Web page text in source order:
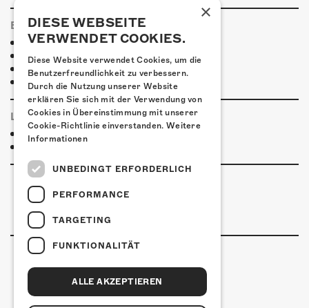
ESSENSTIPPS
Pier 11
Restaurant Kreuz
Pittaria
Pizzeria Da Giuseppe
LINKS & PARTNER
Facebook-Event
Kulturfabrik Kofmehl
Kofmehlweg 1
×
DIESE WEBSEITE
VERWENDET COOKIES.
Diese Website verwendet Cookies, um die
Benutzerfreundlichkeit zu verbessern.
Durch die Nutzung unserer Website
erklären Sie sich mit der Verwendung von
Cookies in Übereinstimmung mit unserer
Cookie-Richtlinie einverstanden. Weitere
Informationen
UNBEDINGT ERFORDERLICH
PERFORMANCE
TARGETING
FUNKTIONALITÄT
ALLE AKZEPTIEREN